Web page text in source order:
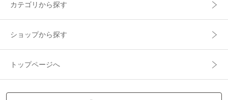
カテゴリから探す
ショップから探す
トップページへ